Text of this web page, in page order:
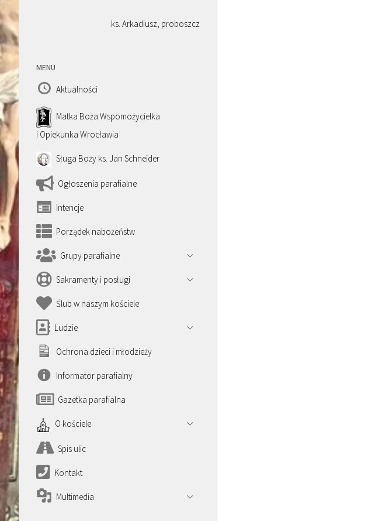
ks. Arkadiusz, proboszcz
MENU
Aktualności
Matka Boża Wspomożycielka
i Opiekunka Wrocławia
Sługa Boży ks. Jan Schneider
Ogłoszenia parafialne
Intencje
Porządek nabożeństw
Grupy parafialne
Sakramenty i posługi
Ślub w naszym kościele
Ludzie
Ochrona dzieci i młodzieży
Informator parafialny
Gazetka parafialna
O kościele
Spis ulic
Kontakt
Multimedia